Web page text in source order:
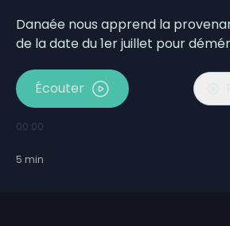
Danaée nous apprend la
de la date du 1er juillet pour
Écouter
00:00
5 min